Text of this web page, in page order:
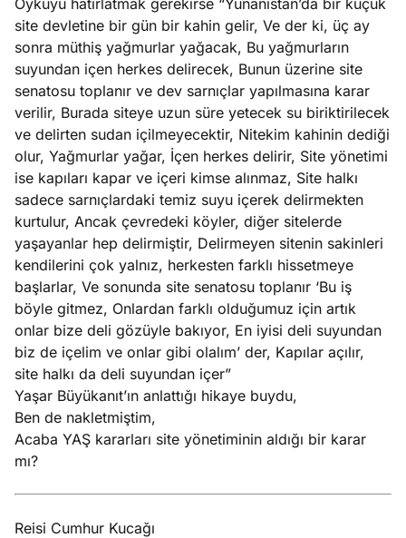
Öyküyü hatırlatmak gerekirse “Yunanistan’da bir küçük
site devletine bir gün bir kahin gelir, Ve der ki, üç ay
sonra müthiş yağmurlar yağacak, Bu yağmurların
suyundan içen herkes delirecek, Bunun üzerine site
senatosu toplanır ve dev sarnıçlar yapılmasına karar
verilir, Burada siteye uzun süre yetecek su biriktirilecek
ve delirten sudan içilmeyecektir, Nitekim kahinin dediği
olur, Yağmurlar yağar, İçen herkes delirir, Site yönetimi
ise kapıları kapar ve içeri kimse alınmaz, Site halkı
sadece sarnıçlardaki temiz suyu içerek delirmekten
kurtulur, Ancak çevredeki köyler, diğer sitelerde
yaşayanlar hep delirmiştir, Delirmeyen sitenin sakinleri
kendilerini çok yalnız, herkesten farklı hissetmeye
başlarlar, Ve sonunda site senatosu toplanır ‘Bu iş
böyle gitmez, Onlardan farklı olduğumuz için artık
onlar bize deli gözüyle bakıyor, En iyisi deli suyundan
biz de içelim ve onlar gibi olalım’ der, Kapılar açılır,
site halkı da deli suyundan içer”
Yaşar Büyükanıt’ın anlattığı hikaye buydu,
Ben de nakletmiştim,
Acaba YAŞ kararları site yönetiminin aldığı bir karar
mı?
Reisi Cumhur Kucağı